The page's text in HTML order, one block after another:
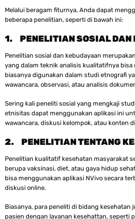
Melalui beragam fiturnya, Anda dapat
beberapa penelitian, seperti di bawah ini:
1. PENELITIAN SOSIAL DAN
Penelitian sosial dan kebudayaan
yang dalam teknik analisis kualitatifnya bisa
biasanya digunakan dalam studi etnografi
wawancara, observasi, atau analisis
Sering kali peneliti sosial yang mengkaji
etnisitas dapat menggunakan aplikasi ini
wawancara, diskusi kelompok, atau konten
2. PENELITIAN TENTANG
Penelitian kualitatif kesehatan masyarakat
berupa vaksinasi, diet, atau gaya hidup
bisa menggunakan aplikasi NVivo secara
diskusi online.
Biasanya, para peneliti di bidang kesehatan
pasien dengan layanan kesehattan, seperti